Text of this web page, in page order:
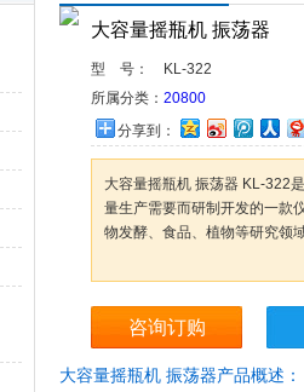
大容量摇瓶机 振荡器
型 号：
KL-322
所属分类： 20800
分享到：
大容量摇瓶机 振荡器 KL-322
量生产需要而研制开发的一款
物发酵、食品、植物等研究领
咨询订购
大容量摇瓶机 振荡器产品概述：